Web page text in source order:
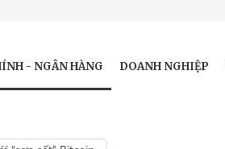
- NGÂN HÀNG DOANH NGHIỆP